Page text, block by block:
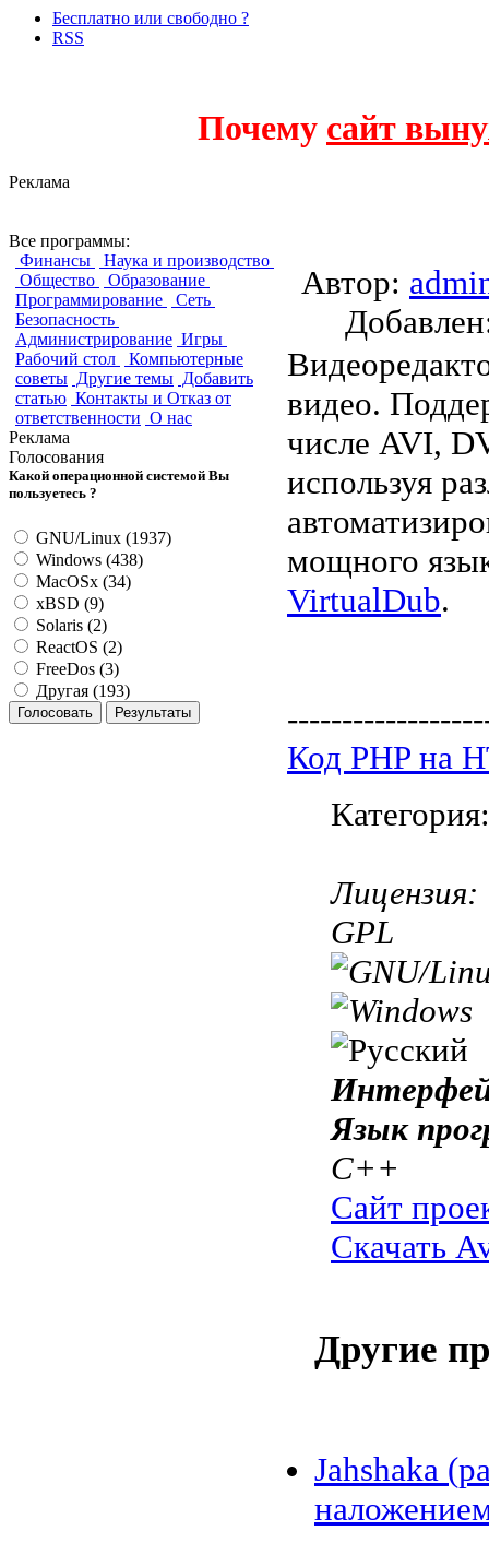
Бесплатно или свободно ?
RSS
Почему сайт
Реклама
Все программы:
Финансы
Наука и производство
Общество
Образование
Программирование
Сеть
Безопасность
Администрирование Игры
Рабочий стол
Компьютерные
советы Другие темы Добавить
статью Контакты и Отказ от
ответственности О нас
Реклама
Голосования
Какой операционной системой Вы
пользуетесь ?
GNU/Linux (1937)
Windows (438)
MacOSx (34)
xBSD (9)
Solaris (2)
ReactOS (2)
FreeDos (3)
Другая (193)
Автор:
видео.
числе AVI,
используя
мощного
VirtualDub.
Код PHP на
Лицензия:
GPL
Язык
C++
Сайт
Скачать
Другие
Jahshaka